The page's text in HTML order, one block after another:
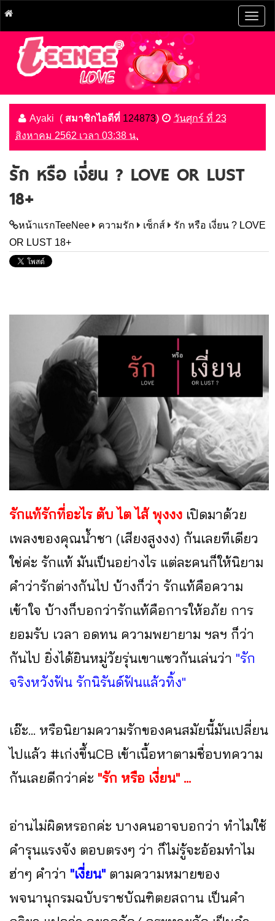
Ayaki ( สมาชิกไอดีที่ 124873)
วันศุกร์ ที่ 23
สิงหาคม 2562 เวลา 03:38 น.
รัก หรือ เงี่ยน ? LOVE OR LUST
18+
หน้าแรกTeeNee ความรัก เซ็กส์
รัก หรือ เงี่ยน ? LOVE
OR LUST 18+
รักแท้รักที่อะไร ตับ ไต ไส้ พุงงง เปิดมาด้วย
เพลงของคุณน้ำชา (เสียงสูงงง) กันเลยทีเดียว
ใช่ค่ะ รักแท้ มันเป็นอย่างไร แต่ละคนก็ให้นิยาม
คำว่ารักต่างกันไป บ้างก็ว่า รักแท้คือความ
เข้าใจ บ้างก็บอกว่ารักแท้คือการให้อภัย การ
ยอมรับ เวลา อดทน ความพยายาม ฯลฯ ก็ว่า
กันไป ยิ่งได้ยินหมู่วัยรุ่นเขาแซวกันเล่นว่า "รัก
จริงหวังฟัน รักนิรันด์ฟันแล้วทิ้ง"
เอ๊ะ... หรือนิยามความรักของคนสมัยนี้มันเปลี่ยน
ไปแล้ว #เก่งขึ้นCB เข้าเนื้อหาตามชื่อบทความ
กันเลยดีกว่าค่ะ "รัก หรือ เงี่ยน" ...
อ่านไม่ผิดหรอกค่ะ บางคนอาจบอกว่า ทำไมใช้
คำรุนแรงจัง ตอบตรงๆ ว่า ก็ไม่รู้จะอ้อมทำไม
ฮ่าๆ คำว่า "เงี่ยน" ตามความหมายของ
พจนานุกรมฉบับราชบัณฑิตยสถาน เป็นคำ